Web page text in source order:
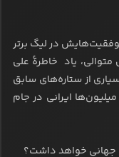
در لیگ برتر
یاد خاطرۀ علی
از ستاره‌های سابق
ایرانی در جام
جهانی خواهد داشت؟